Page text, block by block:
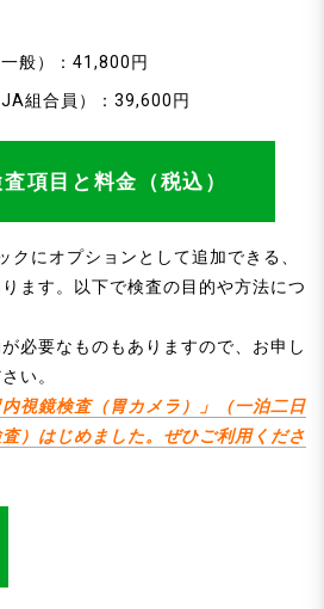
般）：41,800円
組合員）：39,600円
項目と料金（税込）
クにオプションとして追加できる、
ます。以下で検査の目的や方法につ
必要なものもありますので、お申し
い。
内視鏡検査（胃カメラ）」（一泊二日
）はじめました。ぜひご利用くださ